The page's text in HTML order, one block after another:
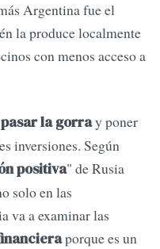
Argentina fue el
la produce localmente
con menos acceso a
pasar la gorray poner
inversiones. Según
positiva" de Rusia
solo en las
va a examinar las
porque es un